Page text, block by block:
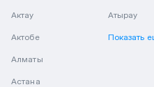
Актау
Актобе
Алматы
Астана
Атырау
Показать